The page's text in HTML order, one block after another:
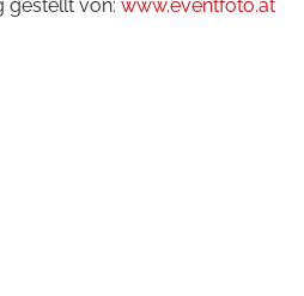
gestellt von: www.eventfoto.at